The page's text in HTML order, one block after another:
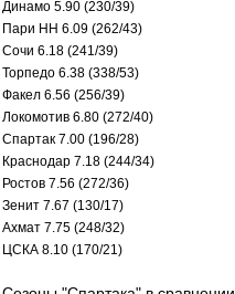
Динамо 5.90 (230/39)
Пари НН 6.09 (262/43)
Сочи 6.18 (241/39)
Торпедо 6.38 (338/53)
Факел 6.56 (256/39)
Локомотив 6.80 (272/40)
Спартак 7.00 (196/28)
Краснодар 7.18 (244/34)
Ростов 7.56 (272/36)
Зенит 7.67 (130/17)
Ахмат 7.75 (248/32)
ЦСКА 8.10 (170/21)